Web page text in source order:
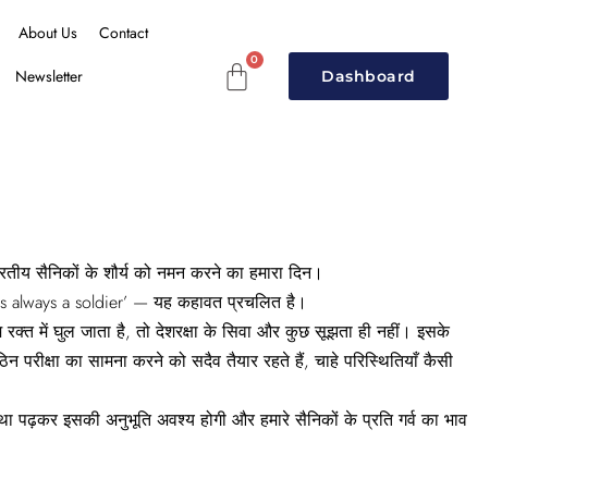
About Us
Contact
Newsletter
Dashboard
सैनिकों के शौर्य को नमन करने का हमारा दिन।
always a soldier’ — यह कहावत प्रचलित है।
में घुल जाता है, तो देशरक्षा के सिवा और कुछ सूझता ही नहीं। इसके
परीक्षा का सामना करने को सदैव तैयार रहते हैं, चाहे परिस्थितियाँ कैसी
पढ़कर इसकी अनुभूति अवश्य होगी और हमारे सैनिकों के प्रति गर्व का भाव